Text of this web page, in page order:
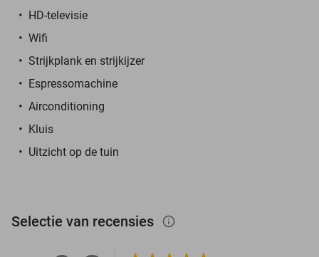
HD-televisie
Wifi
Strijkplank en strijkijzer
Espressomachine
Airconditioning
Kluis
Uitzicht op de tuin
Selectie van recensies info_outlined